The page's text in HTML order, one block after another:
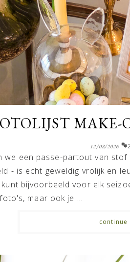
MAKE-
12/03/2026
we een passe-partout van
- is echt geweldig vrolijk en
bijvoorbeeld voor elk
maar ook je ...
continue